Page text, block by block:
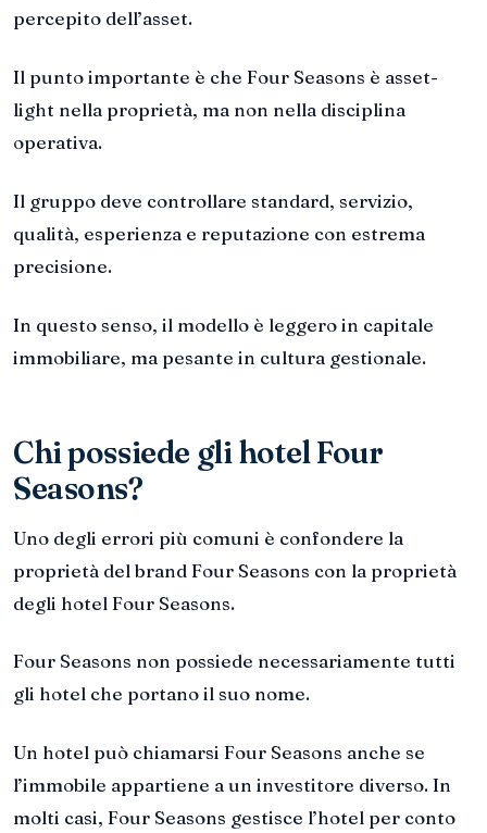
percepito dell’asset.
Il punto importante è che Four Seasons è asset-
light nella proprietà, ma non nella disciplina
operativa.
Il gruppo deve controllare standard, servizio,
qualità, esperienza e reputazione con estrema
precisione.
In questo senso, il modello è leggero in capitale
immobiliare, ma pesante in cultura gestionale.
Chi possiede gli hotel Four
Seasons?
Uno degli errori più comuni è confondere la
proprietà del brand Four Seasons con la proprietà
degli hotel Four Seasons.
Four Seasons non possiede necessariamente tutti
gli hotel che portano il suo nome.
Un hotel può chiamarsi Four Seasons anche se
l’immobile appartiene a un investitore diverso. In
molti casi, Four Seasons gestisce l’hotel per conto